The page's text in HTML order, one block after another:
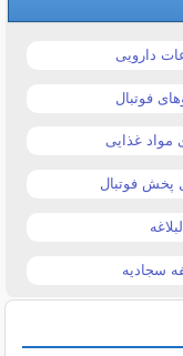
دارویی
فوتبال
مواد غذایی
پخش فوتبال
سجادیه